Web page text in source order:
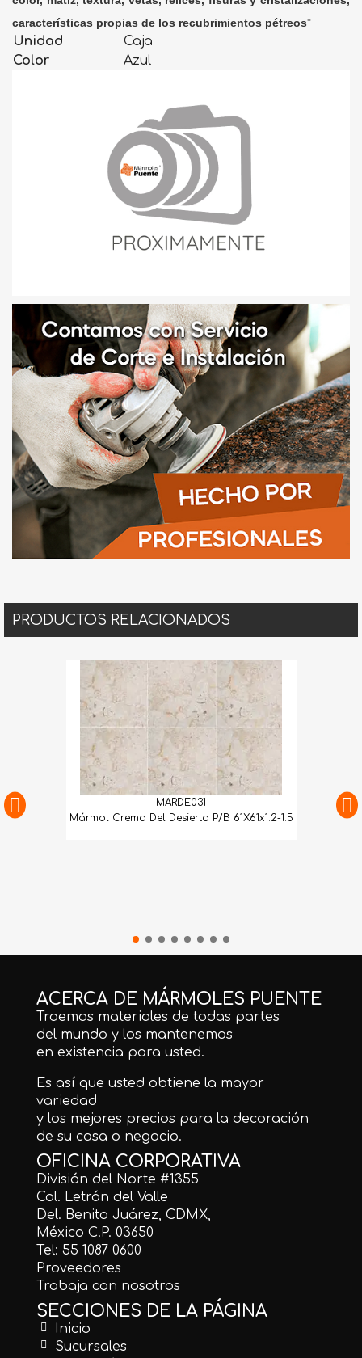
características propias de los recubrimientos pétreos"
Unidad
Caja
Color
Azul
PRODUCTOS RELACIONADOS
MARDE031
Mármol Crema Del Desierto P/B 61X61x1.2-1.5
ACERCA DE MÁRMOLES PUENTE
Traemos materiales de todas partes
del mundo y los mantenemos
en existencia para usted.
Es así que usted obtiene la mayor
variedad
y los mejores precios para la decoración
de su casa o negocio.
OFICINA CORPORATIVA
División del Norte #1355
Col. Letrán del Valle
Del. Benito Juárez, CDMX,
México C.P. 03650
Tel: 55 1087 0600
Proveedores
Trabaja con nosotros
SECCIONES DE LA PÁGINA
Inicio
Sucursales